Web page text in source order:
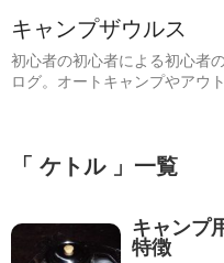
キャンプザウルス
初心者の初心者による初心者
ログ。オートキャンプやアウ
「 ケトル 」一覧
キャンプ
特徴